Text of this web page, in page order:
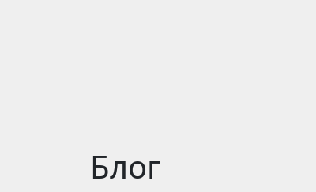
Блог